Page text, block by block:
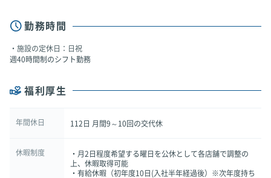
勤務時間
施設の定休日：日祝
週40時間制のシフト勤務
福利厚生
年間休日 112日 月間9～10回の交代休
休暇制度
・月2日程度希望する曜日を公休として各店舗で調整の
上、休暇取得可能
・有給休暇（初年度10日(入社半年経過後）※次年度持ち